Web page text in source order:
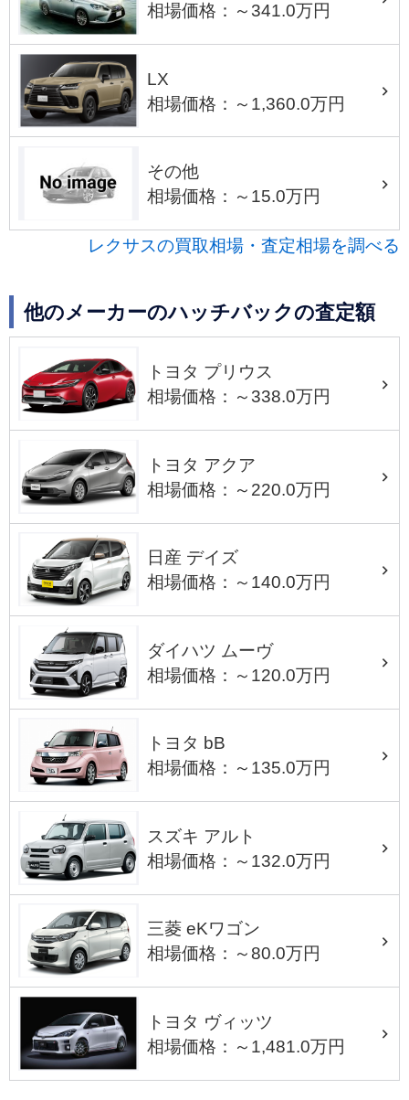
相場価格：～341.0万円
LX
相場価格：～1,360.0万円
その他
相場価格：～15.0万円
レクサスの買取相場・査定相場を調べる
他のメーカーのハッチバックの査定額
トヨタ プリウス
相場価格：～338.0万円
トヨタ アクア
相場価格：～220.0万円
日産 デイズ
相場価格：～140.0万円
ダイハツ ムーヴ
相場価格：～120.0万円
トヨタ bB
相場価格：～135.0万円
スズキ アルト
相場価格：～132.0万円
三菱 eKワゴン
相場価格：～80.0万円
トヨタ ヴィッツ
相場価格：～1,481.0万円